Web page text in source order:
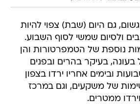
גם היום (שבת) צפוי להיות
ולסיום שמשי לסוף השבוע.
נוספת של הטמפרטורות והן
בעונה, בעיקר בהרים ובפנים
ובימים אחריו ירדו בצפון
של משקעים, וגם במרכז
ממטרים.